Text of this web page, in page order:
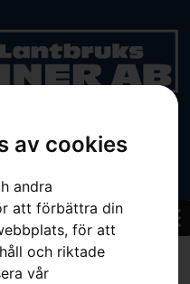
av cookies
andra
att förbättra din
för att
och riktade
vår
BEGAGNAT